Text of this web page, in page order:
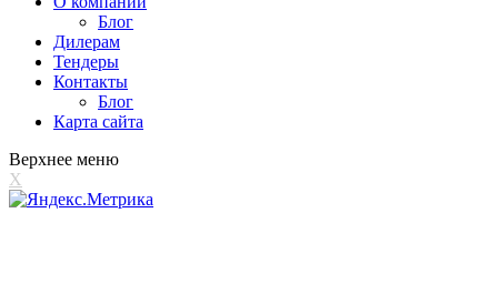
Блог
Дилерам
Тендеры
Контакты
Блог
Карта сайта
Верхнее меню
X